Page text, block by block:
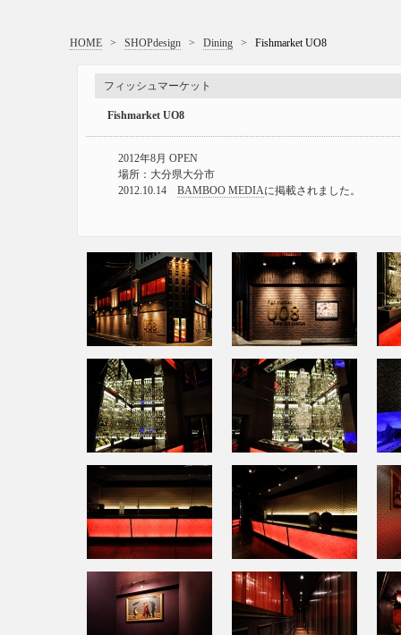
HOME > SHOPdesign > Dining > Fishmarket UO8
フィッシュマーケット
Fishmarket UO8
2012年8月 OPEN
場所：大分県大分市
2012.10.14 BAMBOO MEDIAに掲載されました。